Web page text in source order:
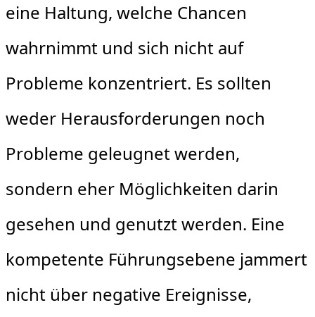
eine Haltung, welche Chancen
wahrnimmt und sich nicht auf
Probleme konzentriert. Es sollten
weder Herausforderungen noch
Probleme geleugnet werden,
sondern eher Möglichkeiten darin
gesehen und genutzt werden. Eine
kompetente Führungsebene jammert
nicht über negative Ereignisse,